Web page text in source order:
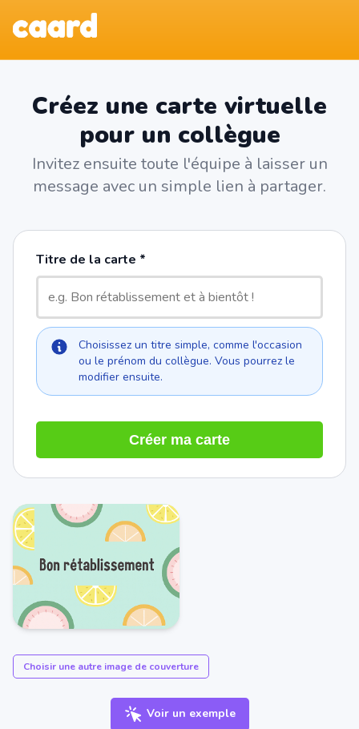
Créez une carte virtuelle
pour un collègue
Invitez ensuite toute l'équipe à laisser un
message avec un simple lien à partager.
Choisir une autre image de couverture
Titre de la carte
Choisissez un titre simple, comme l'occasion
ou le prénom du collègue. Vous pourrez le
modifier ensuite.
Créer ma carte
Voir un exemple